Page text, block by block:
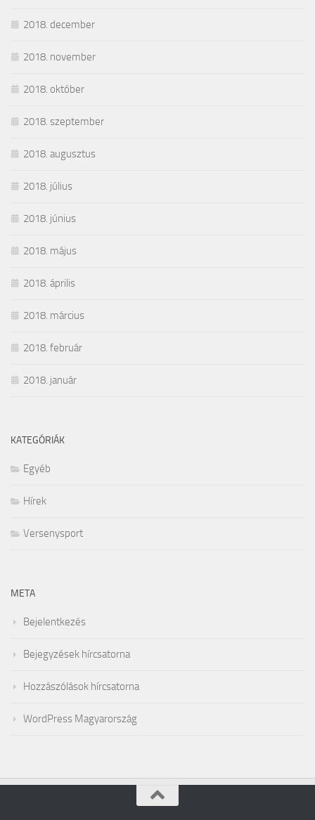
2018. december
2018. november
2018. október
2018. szeptember
2018. augusztus
2018. július
2018. június
2018. május
2018. április
2018. március
2018. február
2018. január
KATEGÓRIÁK
Egyéb
Hírek
Versenysport
META
Bejelentkezés
Bejegyzések hírcsatorna
Hozzászólások hírcsatorna
WordPress Magyarország